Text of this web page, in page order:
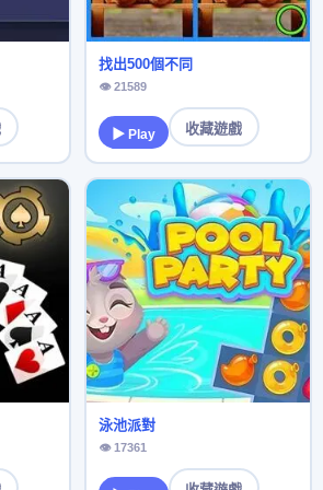
找出500個不同
👁 21589
▶ Play 收藏遊戲
泳池派對
👁 17361